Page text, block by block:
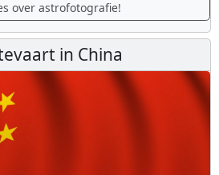
over astrofotografie!
in China